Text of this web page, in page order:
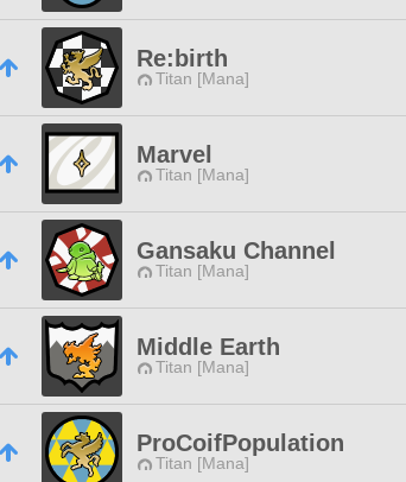
Re:birth
Titan [Mana]
Marvel
Titan [Mana]
Gansaku Channel
Titan [Mana]
Middle Earth
Titan [Mana]
ProCoifPopulation
Titan [Mana]